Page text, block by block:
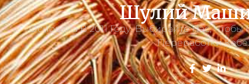
Шулий
Основана В 2011 Году. Выбирайте Нас,
Переработки